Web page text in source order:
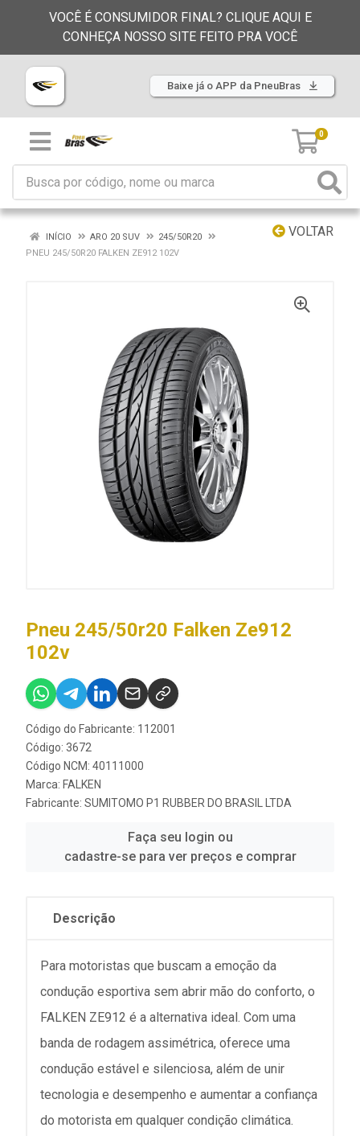
VOCÊ É CONSUMIDOR FINAL? CLIQUE AQUI E
CONHEÇA NOSSO SITE FEITO PRA VOCÊ
Baixe já o APP da PneuBras
0
VOLTAR
INÍCIO ARO 20 SUV
245/50R20
PNEU 245/50R20 FALKEN ZE912 102V
Pneu 245/50r20 Falken Ze912
102v
Código do Fabricante: 112001
Código: 3672
Código NCM: 40111000
Marca: FALKEN
Fabricante: SUMITOMO P1 RUBBER DO BRASIL LTDA
Faça seu login ou
cadastre-se para ver preços e comprar
Descrição
Para motoristas que buscam a emoção da
condução esportiva sem abrir mão do conforto, o
FALKEN ZE912 é a alternativa ideal. Com uma
banda de rodagem assimétrica, oferece uma
condução estável e silenciosa, além de unir
tecnologia e desempenho e aumentar a confiança
do motorista em qualquer condição climática.